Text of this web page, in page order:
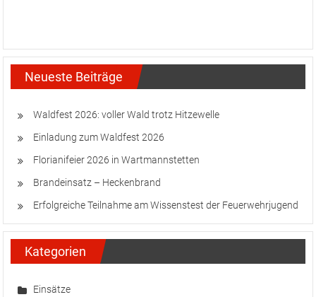
Neueste Beiträge
Waldfest 2026: voller Wald trotz Hitzewelle
Einladung zum Waldfest 2026
Florianifeier 2026 in Wartmannstetten
Brandeinsatz – Heckenbrand
Erfolgreiche Teilnahme am Wissenstest der Feuerwehrjugend
Kategorien
Einsätze